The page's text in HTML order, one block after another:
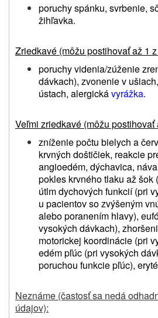
poruchy spánku, svrbenie,
žihľavka.
Zriedkavé (môžu postihovať až 1
poruchy videnia/zúženie
dávkach), zvonenie v ušiach,
ústach, alergickávyrážka.
Veľmi zriedkavé (môžu postihovať
zníženie počtu bielych a
krvných doštičiek, reakcie
angioedém, dýchavica,
pokles krvného tlaku až šok
útlm dychových funkcií (pri
u pacientov so zvýšeným
alebo poranením hlavy),
vysokých dávkach),
motorickej koordinácie (pri
edém pľúc (pri vysokých
poruchou funkcie pľúc),
Neznáme (častosť sa nedá
údajov):